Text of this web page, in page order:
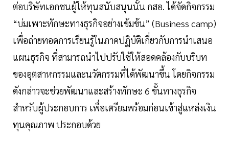
ต่อบริษัทเอกชนผู้ให้ทุนสนับสนุนนั้น กสอ. ได้จัดกิจกรรม
“บ่มเพาะทักษะทางธุรกิจอย่างเข้มข้น” (Business camp)
เพื่อถ่ายทอดการเรียนรู้ในภาคปฏิบัติเกี่ยวกับการนำเสนอ
แผนธุรกิจ ที่สามารถนำไปปรับใช้ให้สอดคล้องกับบริบท
ของอุตสาหกรรมและนวัตกรรมที่ได้พัฒนาขึ้น โดยกิจกรรม
ดังกล่าวจะช่วยพัฒนาและสร้างทักษะ 6 ขั้นทางธุรกิจ
สำหรับผู้ประกอบการ เพื่อเตรียมพร้อมก่อนเข้าสู่แหล่งเงิน
ทุนคุณภาพ ประกอบด้วย